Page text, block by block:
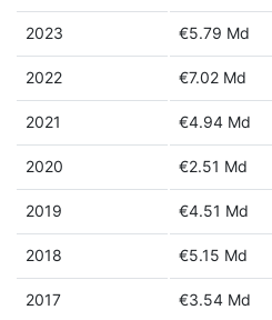
2023 €5.79 Md
2022 €7.02 Md
2021 €4.94 Md
2020 €2.51 Md
2019 €4.51 Md
2018 €5.15 Md
2017 €3.54 Md